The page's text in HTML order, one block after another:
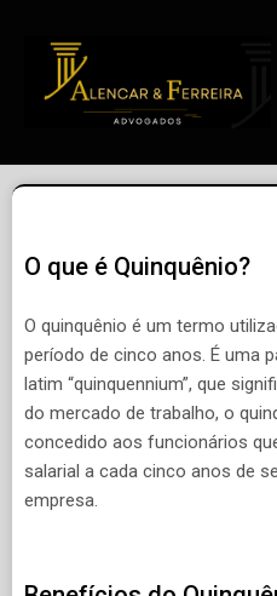
O que é Quinquênio?
O quinquênio é um termo
período de cinco anos. É uma
latim “quinquennium”, que
do mercado de trabalho, o
concedido aos funcionários
salarial a cada cinco anos de
empresa.